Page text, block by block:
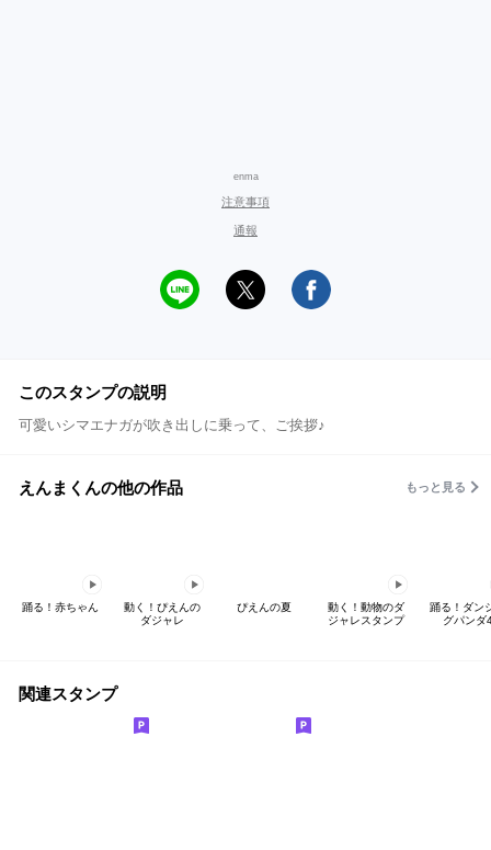
enma
注意事項
通報
このスタンプの説明
可愛いシマエナガが吹き出しに乗って、ご挨拶♪
えんまくんの他の作品 もっと見る
踊る！赤ちゃん
動く！ぴえんの
ダジャレ
ぴえんの夏
動く！動物のダ
ジャレスタンプ
踊る！ダン
グパンダ
関連スタンプ